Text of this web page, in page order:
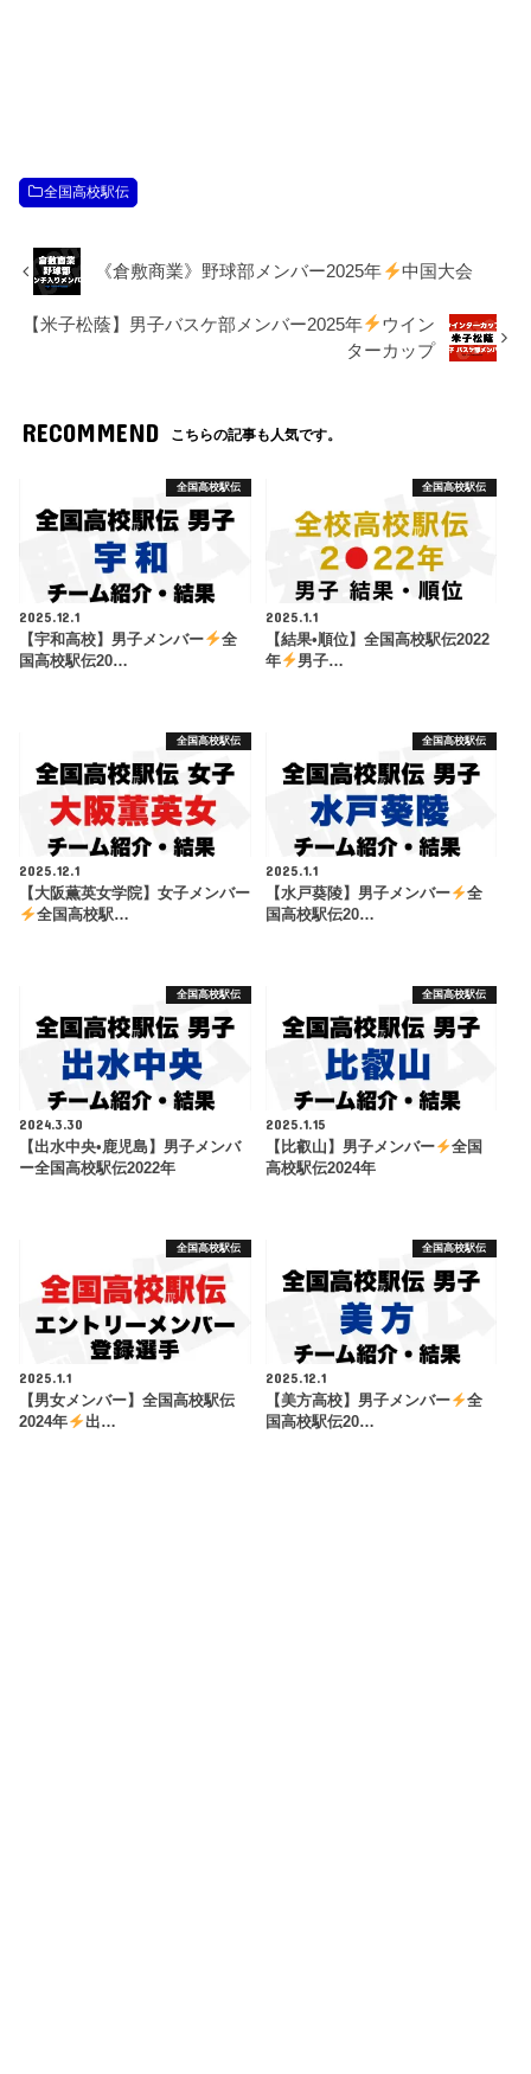
全国高校駅伝
《倉敷商業》野球部メンバー2025年 中国大会
【米子松蔭】男子バスケ部メンバー2025年
ウイン
ターカップ
RECOMMEND こちらの記事も人気です。
全国高校駅伝
2025.12.1
【宇和高校】男子メンバー
全
国高校駅伝20…
全国高校駅伝
2025.1.1
【結果•順位】全国高校駅伝2022
年
男子…
全国高校駅伝
2025.12.1
【大阪薫英女学院】女子メンバー
全国高校駅…
全国高校駅伝
2025.1.1
【水戸葵陵】男子メンバー
全
国高校駅伝20…
全国高校駅伝
2024.3.30
【出水中央•鹿児島】男子メンバ
ー全国高校駅伝2022年
全国高校駅伝
2025.1.15
【比叡山】男子メンバー
全国
高校駅伝2024年
全国高校駅伝
2025.1.1
【男女メンバー】全国高校駅伝
2024年
出…
全国高校駅伝
2025.12.1
【美方高校】男子メンバー
全
国高校駅伝20…